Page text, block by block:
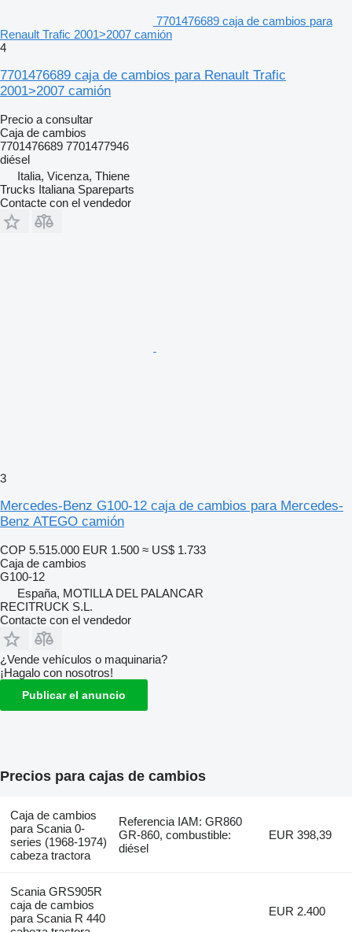
7701476689 caja de cambios para
Renault Trafic 2001>2007 camión
4
7701476689 caja de cambios para Renault Trafic
2001>2007 camión
Precio a consultar
Caja de cambios
7701476689 7701477946
diésel
Italia, Vicenza, Thiene
Trucks Italiana Spareparts
Contacte con el vendedor
3
Mercedes-Benz G100-12 caja de cambios para Mercedes-
Benz ATEGO camión
COP 5.515.000 EUR 1.500 ≈ US$ 1.733
Caja de cambios
G100-12
España, MOTILLA DEL PALANCAR
RECITRUCK S.L.
Contacte con el vendedor
¿Vende vehículos o maquinaria?
¡Hagalo con nosotros!
Publicar el anuncio
Precios para cajas de cambios
Caja de cambios
para Scania 0-
series (1968-1974)
cabeza tractora
Referencia IAM: GR860
GR-860, combustible:
diésel
EUR 398,39
Scania GRS905R
caja de cambios
para Scania R 440
EUR 2.400